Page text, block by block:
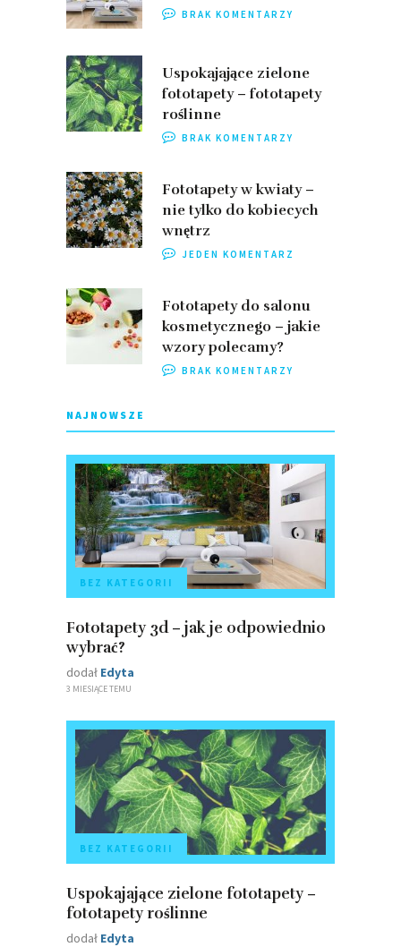
BRAK KOMENTARZY
Uspokajające zielone
fototapety – fototapety
roślinne
BRAK KOMENTARZY
Fototapety w kwiaty –
nie tylko do kobiecych
wnętrz
JEDEN KOMENTARZ
Fototapety do salonu
kosmetycznego – jakie
wzory polecamy?
BRAK KOMENTARZY
NAJNOWSZE
BEZ KATEGORII
Fototapety 3d – jak je odpowiednio
wybrać?
dodał Edyta
3 MIESIĄCE TEMU
BEZ KATEGORII
Uspokajające zielone fototapety –
fototapety roślinne
dodał Edyta